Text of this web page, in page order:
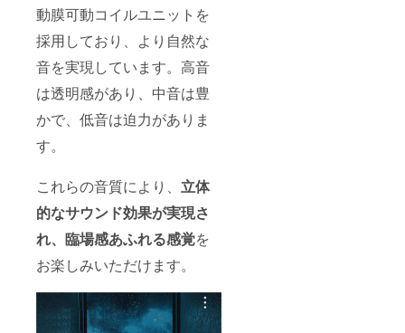
動膜可動コイルユニットを
採用しており、より自然な
音を実現しています。高音
は透明感があり、中音は豊
かで、低音は迫力がありま
す。
これらの音質により、 立体
的なサウンド効果が実現さ
れ、臨場感あふれる感覚を
お楽しみいただけます。